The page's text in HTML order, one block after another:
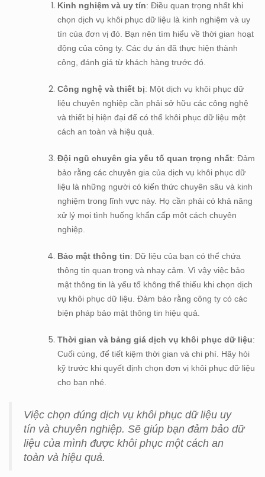
Kinh nghiệm và uy tín: Điều quan trọng nhất khi
chọn dịch vụ khôi phục dữ liệu là kinh nghiệm và uy
tín của đơn vị đó. Bạn nên tìm hiểu về thời gian hoạt
động của công ty. Các dự án đã thực hiện thành
công, đánh giá từ khách hàng trước đó.
Công nghệ và thiết bị: Một dịch vụ khôi phục dữ
liệu chuyên nghiệp cần phải sở hữu các công nghệ
và thiết bị hiện đại để có thể khôi phục dữ liệu một
cách an toàn và hiệu quả.
Đội ngũ chuyên gia yếu tố quan trọng nhất: Đảm
bảo rằng các chuyên gia của dịch vụ khôi phục dữ
liệu là những người có kiến thức chuyên sâu và kinh
nghiệm trong lĩnh vực này. Họ cần phải có khả năng
xử lý mọi tình huống khẩn cấp một cách chuyên
nghiệp.
Bảo mật thông tin: Dữ liệu của bạn có thể chứa
thông tin quan trọng và nhạy cảm. Vì vậy việc bảo
mật thông tin là yếu tố không thể thiếu khi chọn dịch
vụ khôi phục dữ liệu. Đảm bảo rằng công ty có các
biện pháp bảo mật thông tin hiệu quả.
Thời gian và bảng giá dịch vụ khôi phục dữ liệu:
Cuối cùng, để tiết kiệm thời gian và chi phí. Hãy hỏi
kỹ trước khi quyết định chọn đơn vị khôi phục dữ liệu
cho bạn nhé.
Việc chọn đúng dịch vụ khôi phục dữ liệu uy
tín và chuyên nghiệp. Sẽ giúp bạn đảm bảo dữ
liệu của mình được khôi phục một cách an
toàn và hiệu quả.